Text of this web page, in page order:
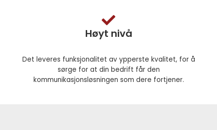
Høyt nivå
Det leveres funksjonalitet av ypperste kvalitet, for å
sørge for at din bedrift får den
kommunikasjonsløsningen som dere fortjener.